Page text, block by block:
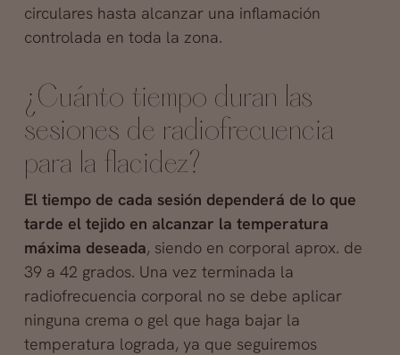
circulares hasta alcanzar una inflamación
controlada en toda la zona.
¿Cuánto tiempo duran las
sesiones de radiofrecuencia
para la flacidez?
El tiempo de cada sesión dependerá de lo que
tarde el tejido en alcanzar la temperatura
máxima deseada, siendo en corporal aprox. de
39 a 42 grados. Una vez terminada la
radiofrecuencia corporal no se debe aplicar
ninguna crema o gel que haga bajar la
temperatura lograda, ya que seguiremos